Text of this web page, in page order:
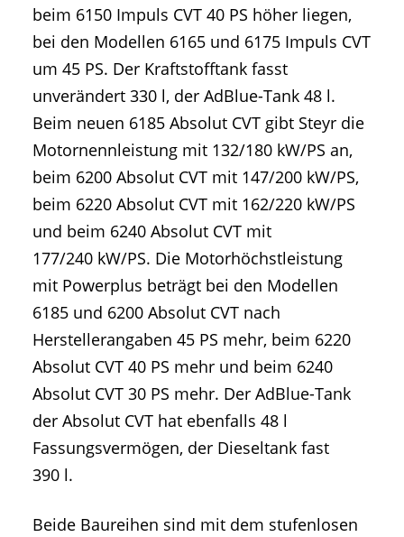
beim 6150 Impuls CVT 40 PS höher liegen,
bei den Modellen 6165 und 6175 Impuls CVT
um 45 PS. Der Kraftstofftank fasst
unverändert 330 l, der AdBlue-Tank 48 l.
Beim neuen 6185 Absolut CVT gibt Steyr die
Motornennleistung mit 132/180 kW/PS an,
beim 6200 Absolut CVT mit 147/200 kW/PS,
beim 6220 Absolut CVT mit 162/220 kW/PS
und beim 6240 Absolut CVT mit
177/240 kW/PS. Die Motorhöchstleistung
mit Powerplus beträgt bei den Modellen
6185 und 6200 Absolut CVT nach
Herstellerangaben 45 PS mehr, beim 6220
Absolut CVT 40 PS mehr und beim 6240
Absolut CVT 30 PS mehr. Der AdBlue-Tank
der Absolut CVT hat ebenfalls 48 l
Fassungsvermögen, der Dieseltank fast
390 l.
Beide Baureihen sind mit dem stufenlosen